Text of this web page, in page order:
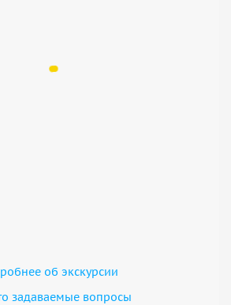
об экскурсии
задаваемые вопросы